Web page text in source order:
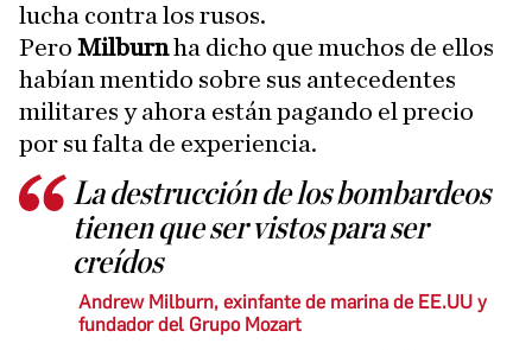
lucha contra los rusos.
Pero Milburnha dicho que muchos de ellos
habían mentido sobre sus antecedentes
militares y ahora están pagando el precio
por su falta de experiencia.
La destrucción de los bombardeos
tienen que ser vistos para ser
creídos
Andrew Milburn, exinfante de marina de EE.UU y
fundador del Grupo Mozart